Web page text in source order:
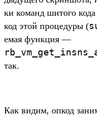
ки команд шитого
код этой про­цеду­ры (
емая фун­кция —
так.
Как видим, опкод